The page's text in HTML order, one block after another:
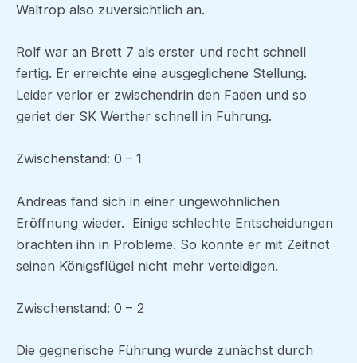
Waltrop also zuversichtlich an.
Rolf war an Brett 7 als erster und recht schnell
fertig. Er erreichte eine ausgeglichene Stellung.
Leider verlor er zwischendrin den Faden und so
geriet der SK Werther schnell in Führung.
Zwischenstand: 0 – 1
Andreas fand sich in einer ungewöhnlichen
Eröffnung wieder. Einige schlechte Entscheidungen
brachten ihn in Probleme. So konnte er mit Zeitnot
seinen Königsflügel nicht mehr verteidigen.
Zwischenstand: 0 – 2
Die gegnerische Führung wurde zunächst durch